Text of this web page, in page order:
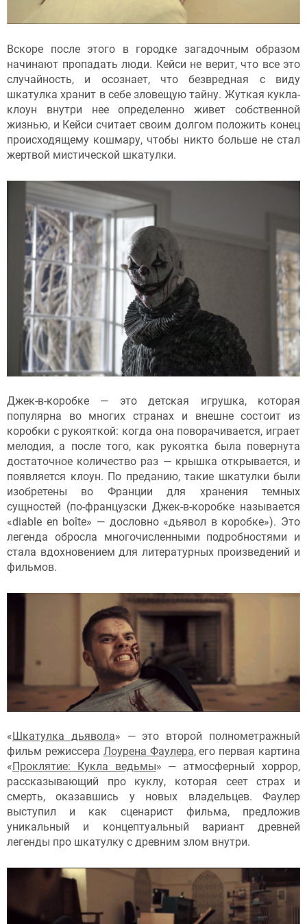
Вскоре после этого в городке загадочным образом
начинают пропадать люди. Кейси не верит, что все это
случайность, и осознает, что безвредная с виду
шкатулка хранит в себе зловещую тайну. Жуткая кукла-
клоун внутри нее определенно живет собственной
жизнью, и Кейси считает своим долгом положить конец
происходящему кошмару, чтобы никто больше не стал
жертвой мистической шкатулки.
Джек-в-коробке — это детская игрушка, которая
популярна во многих странах и внешне состоит из
коробки с рукояткой: когда она поворачивается, играет
мелодия, а после того, как рукоятка была повернута
достаточное количество раз — крышка открывается, и
появляется клоун. По преданию, такие шкатулки были
изобретены во Франции для хранения темных
сущностей (по-французски Джек-в-коробке называется
«diable en boîte» — дословно «дьявол в коробке»). Это
легенда обросла многочисленными подробностями и
стала вдохновением для литературных произведений и
фильмов.
«Шкатулка дьявола» — это второй полнометражный
фильм режиссера Лоурена Фаулера, его первая картина
«Проклятие: Кукла ведьмы» — атмосферный хоррор,
рассказывающий про куклу, которая сеет страх и
смерть, оказавшись у новых владельцев. Фаулер
выступил и как сценарист фильма, предложив
уникальный и концептуальный вариант древней
легенды про шкатулку с древним злом внутри.